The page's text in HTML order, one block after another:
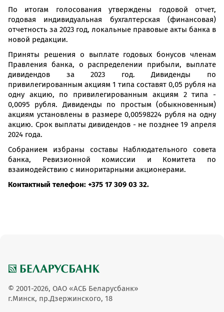
По итогам голосования утверждены годовой отчет,
годовая индивидуальная бухгалтерская (финансовая)
отчетность за 2023 год, локальные правовые акты банка в
новой редакции.
Приняты решения о выплате годовых бонусов членам
Правления банка, о распределении прибыли, выплате
дивидендов за 2023 год. Дивиденды по
привилегированным акциям 1 типа составят 0,05 рубля на
одну акцию, по привилегированным акциям 2 типа -
0,0095 рубля. Дивиденды по простым (обыкновенным)
акциям установлены в размере 0,00598224 рубля на одну
акцию. Срок выплаты дивидендов - не позднее 19 апреля
2024 года.
Собранием избраны составы Наблюдательного совета
банка, Ревизионной комиссии и Комитета по
взаимодействию с миноритарными акционерами.
Контактный телефон: +375 17 309 03 32.
© 2001-2026, ОАО «АСБ Беларусбанк»
г.Минск, пр.Дзержинского, 18